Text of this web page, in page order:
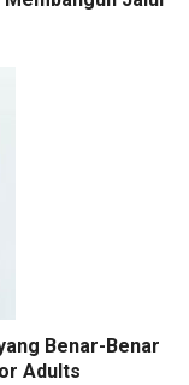
Benar-Benar
Adults